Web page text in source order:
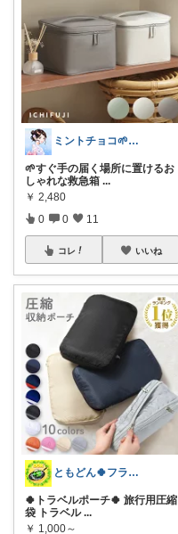
ミントチョコ🌱いつもありがとう
🌱すぐ手の届く場所に置けるお
しゃれな救急箱 ...
￥ 2,480
0 0 11
コレ いいね
ともどん🍀フライパン料理ある暮らし🍳
🍀トラベルポーチ🍀 旅行用圧縮
袋 トラベル ...
￥ 1,000～